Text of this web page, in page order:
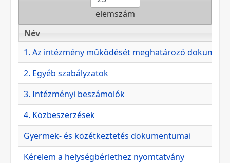
elemszám
Név
Név
1. Az intézmény működését meghatározó
2. Egyéb szabályzatok
3. Intézményi beszámolók
4. Közbeszerzések
Gyermek- és közétkeztetés dokumentumai
Kérelem a helységbérlethez nyomtatvány